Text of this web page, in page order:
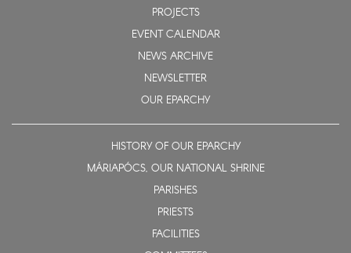
PROJECTS
EVENT CALENDAR
NEWS ARCHIVE
NEWSLETTER
OUR EPARCHY
HISTORY OF OUR EPARCHY
MÁRIAPÓCS, OUR NATIONAL SHRINE
PARISHES
PRIESTS
FACILITIES